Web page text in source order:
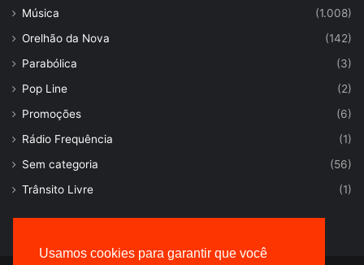
Usamos cookies para garantir que você
Música
(1.008)
Orelhão da Nova
(142)
Parabólica
(3)
Pop Line
(2)
Promoções
(6)
Rádio Frequência
(1)
Sem categoria
(56)
Trânsito Livre
(1)